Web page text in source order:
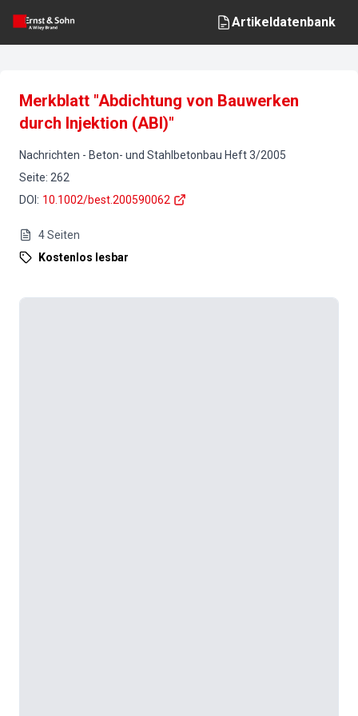
Artikeldatenbank
Merkblatt "Abdichtung von Bauwerken
durch Injektion (ABI)"
Nachrichten - Beton- und Stahlbetonbau Heft3/2005
Seite: 262
DOI : 10.1002/best.200590062
4Seiten
Kostenlos lesbar